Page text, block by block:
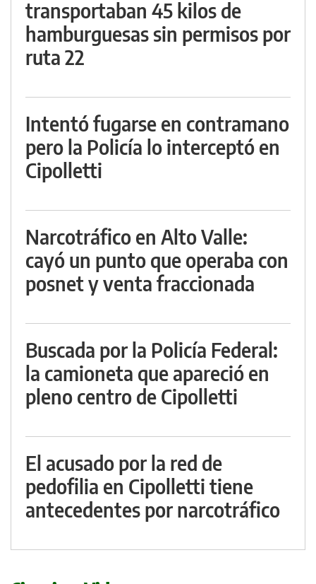
transportaban 45 kilos de
hamburguesas sin permisos por
ruta 22
Intentó fugarse en contramano
pero la Policía lo interceptó en
Cipolletti
Narcotráfico en Alto Valle:
cayó un punto que operaba con
posnet y venta fraccionada
Buscada por la Policía Federal:
la camioneta que apareció en
pleno centro de Cipolletti
El acusado por la red de
pedofilia en Cipolletti tiene
antecedentes por narcotráfico